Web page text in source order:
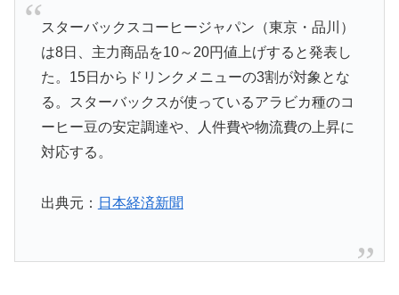
スターバックスコーヒージャパン（東京・品川）
は8日、主力商品を10～20円値上げすると発表し
た。15日からドリンクメニューの3割が対象とな
る。スターバックスが使っているアラビカ種のコ
ーヒー豆の安定調達や、人件費や物流費の上昇に
対応する。
出典元： 日本経済新聞